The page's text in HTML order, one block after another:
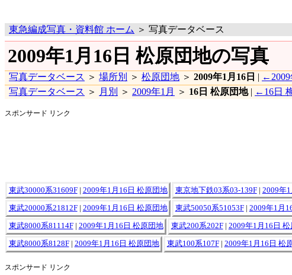
東急編成写真・資料館 ホーム ＞ 写真データベース
2009年1月16日 松原団地の写真
写真データベース ＞ 場所別 ＞ 松原団地 ＞ 2009年1月16日 | ←2009
写真データベース ＞ 月別 ＞ 2009年1月 ＞ 16日 松原団地| ←16日
スポンサード リンク
東武30000系31609F| 2009年1月16日 松原団地 東京地下鉄03系03-139F| 2009年
東武20000系21812F| 2009年1月16日 松原団地 東武50050系51053F| 2009年1月
東武8000系81114F| 2009年1月16日 松原団地 東武200系202F| 2009年1月16日
東武8000系8128F| 2009年1月16日 松原団地 東武100系107F| 2009年1月16日 松
スポンサード リンク